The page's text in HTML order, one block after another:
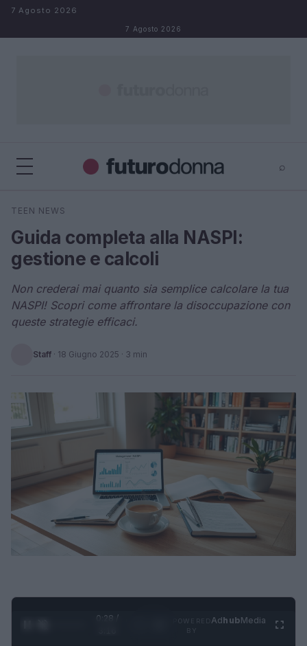
Salta al contenuto
7 Agosto 2026
7 Agosto 2026
⌕
Cerca
TEEN NEWS
Guida completa alla NASPI:
gestione e calcoli
Non crederai mai quanto sia semplice calcolare la tua
NASPI! Scopri come affrontare la disoccupazione con
queste strategie efficaci.
Staff · 18 Giugno 2025 · 3 min
0:29 /
AdhubMedia